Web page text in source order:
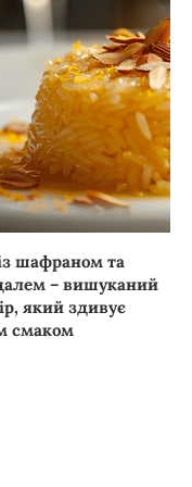
шафраном та
– вишуканий
який здивує
смаком